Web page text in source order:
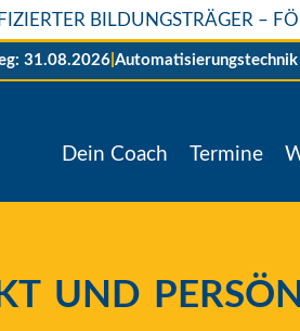
BILDUNGSTRÄGER –
31.08.2026| Automatisierungstechnik
Dein Coach Termine
und